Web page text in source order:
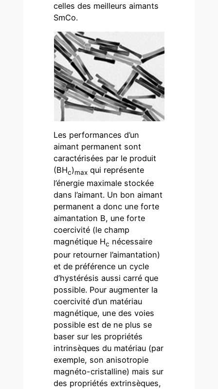
celles des meilleurs aimants
SmCo.
Les performances d’un
aimant permanent sont
caractérisées par le produit
(BHc)max qui représente
l’énergie maximale stockée
dans l’aimant. Un bon aimant
permanent a donc une forte
aimantation B, une forte
coercivité (le champ
magnétique Hc nécessaire
pour retourner l’aimantation)
et de préférence un cycle
d’hystérésis aussi carré que
possible. Pour augmenter la
coercivité d’un matériau
magnétique, une des voies
possible est de ne plus se
baser sur les propriétés
intrinsèques du matériau (par
exemple, son anisotropie
magnéto-cristalline) mais sur
des propriétés extrinsèques,